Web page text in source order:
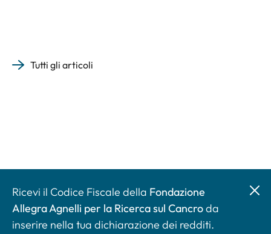
Tutti gli articoli
Ricevi il Codice Fiscale della Fondazione
Allegra Agnelli per la Ricerca sul Cancroda
inserire nella tua dichiarazione dei redditi.